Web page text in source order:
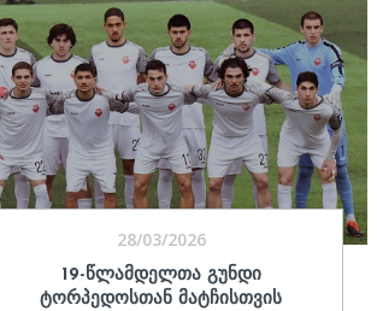
28/03/2026
19-ᲬᲚᲐᲛᲓᲔᲚᲗᲐ ᲒᲣᲜᲓᲘ
ᲢᲝᲠᲞᲔᲓᲝᲡᲗᲐᲜ ᲛᲐᲢᲩᲘᲡᲗᲕᲘᲡ